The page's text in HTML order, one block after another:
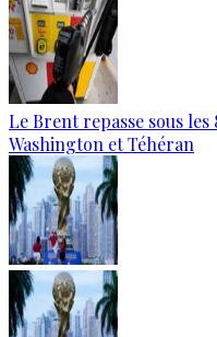
Le Brent repasse sous
Washington et Téhéran